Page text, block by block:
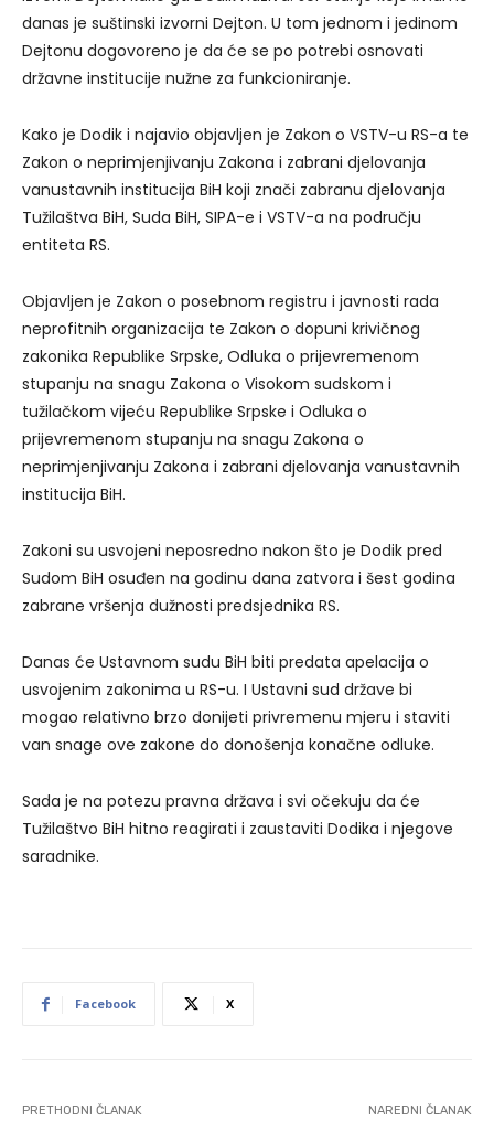
danas je suštinski izvorni Dejton. U tom jednom i jedinom
Dejtonu dogovoreno je da će se po potrebi osnovati
državne institucije nužne za funkcioniranje.
Kako je Dodik i najavio objavljen je Zakon o VSTV-u RS-a te
Zakon o neprimjenjivanju Zakona i zabrani djelovanja
vanustavnih institucija BiH koji znači zabranu djelovanja
Tužilaštva BiH, Suda BiH, SIPA-e i VSTV-a na području
entiteta RS.
Objavljen je Zakon o posebnom registru i javnosti rada
neprofitnih organizacija te Zakon o dopuni krivičnog
zakonika Republike Srpske, Odluka o prijevremenom
stupanju na snagu Zakona o Visokom sudskom i
tužilačkom vijeću Republike Srpske i Odluka o
prijevremenom stupanju na snagu Zakona o
neprimjenjivanju Zakona i zabrani djelovanja vanustavnih
institucija BiH.
Zakoni su usvojeni neposredno nakon što je Dodik pred
Sudom BiH osuđen na godinu dana zatvora i šest godina
zabrane vršenja dužnosti predsjednika RS.
Danas će Ustavnom sudu BiH biti predata apelacija o
usvojenim zakonima u RS-u. I Ustavni sud države bi
mogao relativno brzo donijeti privremenu mjeru i staviti
van snage ove zakone do donošenja konačne odluke.
Sada je na potezu pravna država i svi očekuju da će
Tužilaštvo BiH hitno reagirati i zaustaviti Dodika i njegove
saradnike.
Facebook X
PRETHODNI ČLANAK NAREDNI ČLANAK